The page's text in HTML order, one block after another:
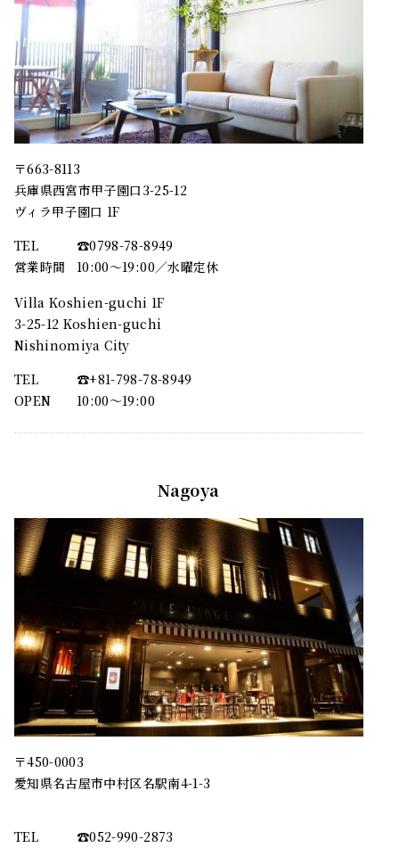
〒663-8113
兵庫県西宮市甲子園口3-25-12
ヴィラ甲子園口 1F
TEL
☎︎0798-78-8949
営業時間
10:00～19:00／水曜定休
Villa Koshien-guchi 1F
3-25-12 Koshien-guchi
Nishinomiya City
TEL
☎︎+81-798-78-8949
OPEN
10:00〜19:00
Nagoya
〒450-0003
愛知県名古屋市中村区名駅南4-1-3
TEL
☎︎052-990-2873